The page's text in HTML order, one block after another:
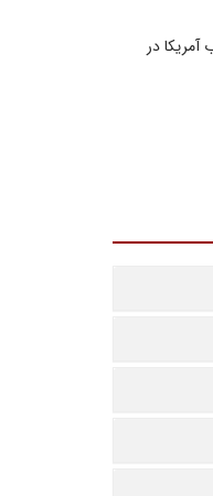
در